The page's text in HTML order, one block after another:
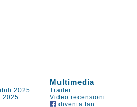
Multimedia
2025 Trailer
2025 Video recensioni
diventa fan